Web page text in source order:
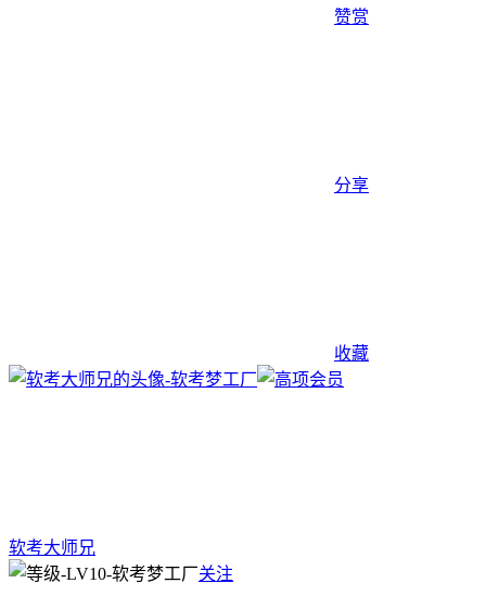
赞赏
分享
收藏
软考大师兄
关注